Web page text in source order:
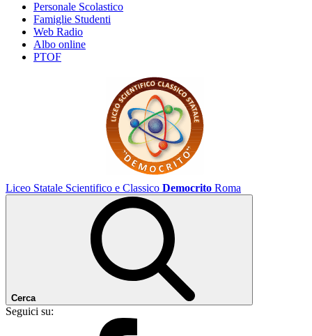
Personale Scolastico
Famiglie Studenti
Web Radio
Albo online
PTOF
Liceo Statale Scientifico e Classico Democrito Roma
Cerca
Seguici su: